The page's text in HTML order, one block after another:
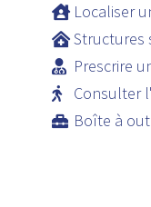
Localiser
Structures
Prescrire
Consulter
Boîte à